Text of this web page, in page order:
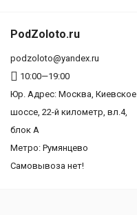
PodZoloto.ru
podzoloto@yandex.ru
10:00—19:00
Юр. Адреc: Москва, Киевское
шоссе, 22-й километр, вл.4,
блок А
Метро: Румянцево
Самовывоза нет!